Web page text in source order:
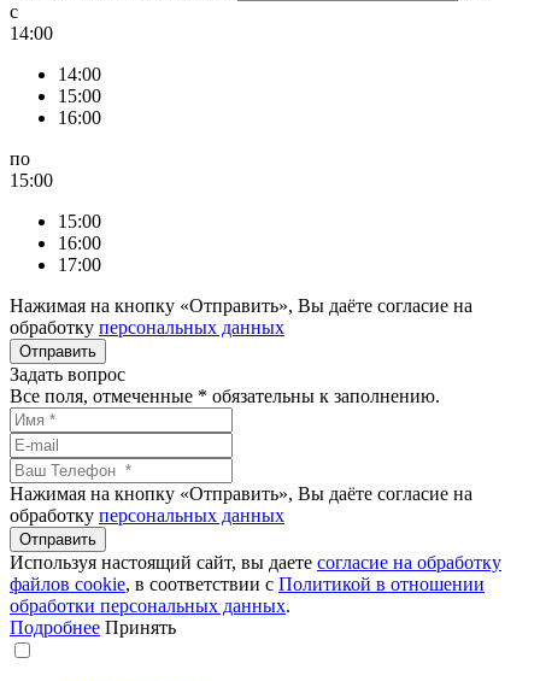
c
14:00
14:00
15:00
16:00
по
15:00
15:00
16:00
17:00
Нажимая на кнопку «Отправить», Вы даёте согласие на
обработку персональных данных
Задать вопрос
Все поля, отмеченные * обязательны к заполнению.
Нажимая на кнопку «Отправить», Вы даёте согласие на
обработку персональных данных
Используя настоящий сайт, вы даете согласие на обработку
файлов сookie, в соответствии с Политикой в отношении
обработки персональных данных.
Подробнее Принять